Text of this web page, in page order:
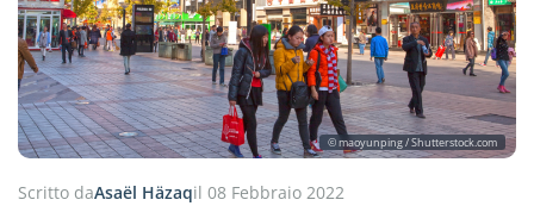
© maoyunping / Shutterstock.com
Scritto daAsaël Häzaqil 08 Febbraio 2022